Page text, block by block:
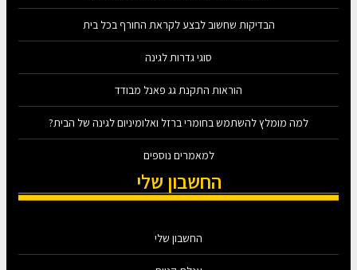
הבדיקות שחשוב לבצע לקראת החורף בכל בית
סוגי גדרות לגינה
הוראות התקנת גג פאנל מבודד
למה מומלץ להשתמש בחומרי ברזל ואלומיניום לגינה של הבית?
למאמרים נוספים
החשבון שלי
החשבון שלי